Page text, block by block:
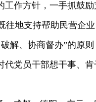
工作方针，一手抓鼓励
往地支持帮助民营企
解、协商督办”的原则
代党员干部想干事、肯